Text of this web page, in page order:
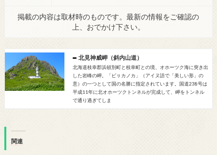
掲載の内容は取材時のものです。最新の情報をご確認の
上、おでかけ下さい。
北見神威岬（斜内山道）
北海道枝幸郡浜頓別町と枝幸町との境、オホーツク海に突き出
した岩峰の岬。「ピㇼカノカ」（アイヌ語で「美しい形」の
意）の一つとして国の名勝に指定されています。国道238号は
平成11年に北オホーツクトンネルが完成して、岬をトンネル
で通り過ぎてしま
関連